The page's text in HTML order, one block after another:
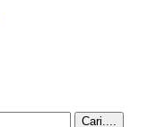
Cari....